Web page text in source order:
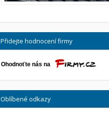
Přidejte hodnocení firmy
Oblíbené odkazy